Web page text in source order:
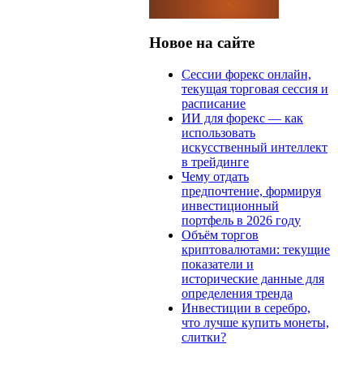
Новое на сайте
Сессии форекс онлайн,
текущая торговая сессия и
расписание
ИИ для форекс — как
использовать
искусственный интеллект
в трейдинге
Чему отдать
предпочтение, формируя
инвестиционный
портфель в 2026 году
Объём торгов
криптовалютами: текущие
показатели и
исторические данные для
определения тренда
Инвестиции в серебро,
что лучше купить монеты,
слитки?